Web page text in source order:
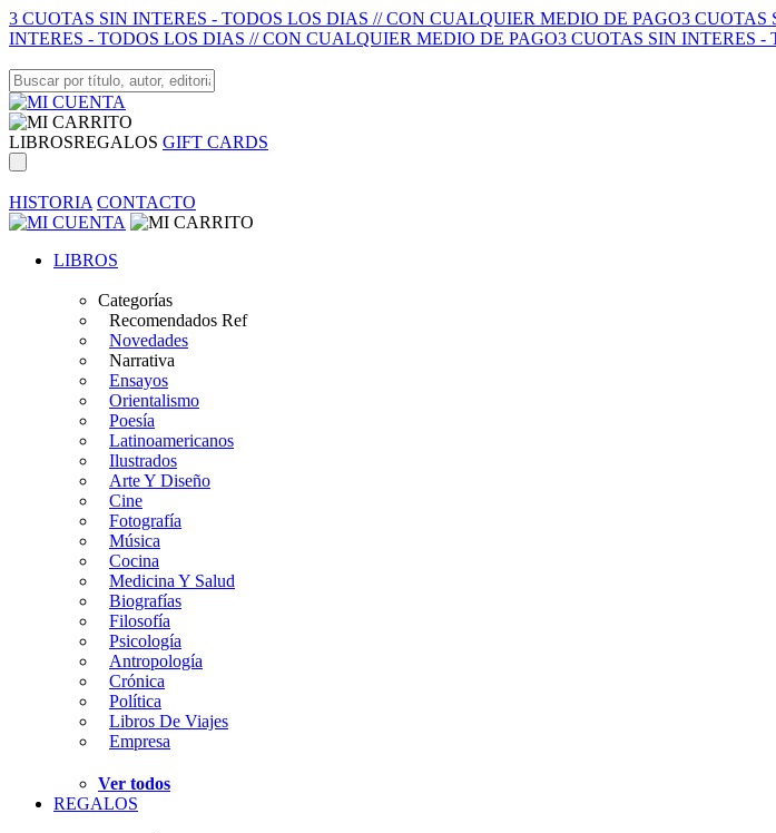
3 CUOTAS SIN INTERES - TODOS LOS DIAS // CON CUALQUIER MEDIO DE PAGO3 CUOTAS
INTERES - TODOS LOS DIAS // CON CUALQUIER MEDIO DE PAGO3 CUOTAS SIN INTERES
LIBROSREGALOS GIFT CARDS
HISTORIA CONTACTO
LIBROS
Categorías
Recomendados Ref
Novedades
Narrativa
Ensayos
Orientalismo
Poesía
Latinoamericanos
Ilustrados
Arte Y Diseño
Cine
Fotografía
Música
Cocina
Medicina Y Salud
Biografías
Filosofía
Psicología
Antropología
Crónica
Política
Libros De Viajes
Empresa
Ver todos
REGALOS